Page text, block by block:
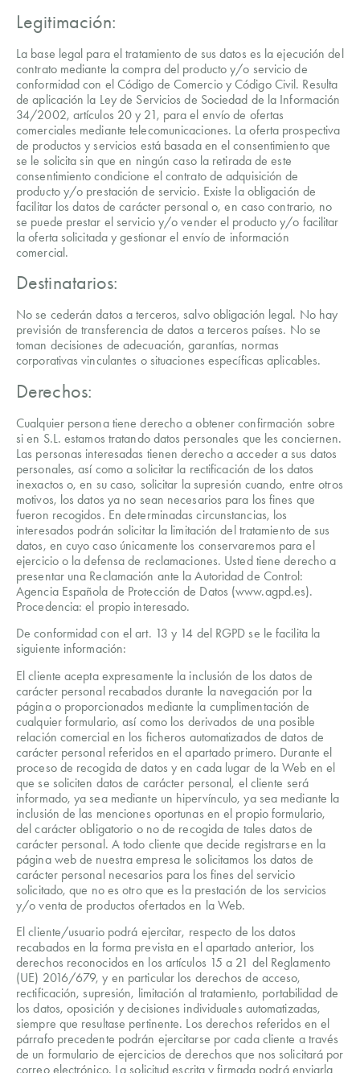
Legitimación:
La base legal para el tratamiento de sus datos es la ejecución del
contrato mediante la compra del producto y/o servicio de
conformidad con el Código de Comercio y Código Civil. Resulta
de aplicación la Ley de Servicios de Sociedad de la Información
34/2002, artículos 20 y 21, para el envío de ofertas
comerciales mediante telecomunicaciones. La oferta prospectiva
de productos y servicios está basada en el consentimiento que
se le solicita sin que en ningún caso la retirada de este
consentimiento condicione el contrato de adquisición de
producto y/o prestación de servicio. Existe la obligación de
facilitar los datos de carácter personal o, en caso contrario, no
se puede prestar el servicio y/o vender el producto y/o facilitar
la oferta solicitada y gestionar el envío de información
comercial.
Destinatarios:
No se cederán datos a terceros, salvo obligación legal. No hay
previsión de transferencia de datos a terceros países. No se
toman decisiones de adecuación, garantías, normas
corporativas vinculantes o situaciones específicas aplicables.
Derechos:
Cualquier persona tiene derecho a obtener confirmación sobre
si en S.L. estamos tratando datos personales que les conciernen.
Las personas interesadas tienen derecho a acceder a sus datos
personales, así como a solicitar la rectificación de los datos
inexactos o, en su caso, solicitar la supresión cuando, entre otros
motivos, los datos ya no sean necesarios para los fines que
fueron recogidos. En determinadas circunstancias, los
interesados podrán solicitar la limitación del tratamiento de sus
datos, en cuyo caso únicamente los conservaremos para el
ejercicio o la defensa de reclamaciones. Usted tiene derecho a
presentar una Reclamación ante la Autoridad de Control:
Agencia Española de Protección de Datos (www.agpd.es).
Procedencia: el propio interesado.
De conformidad con el art. 13 y 14 del RGPD se le facilita la
siguiente información:
El cliente acepta expresamente la inclusión de los datos de
carácter personal recabados durante la navegación por la
página o proporcionados mediante la cumplimentación de
cualquier formulario, así como los derivados de una posible
relación comercial en los ficheros automatizados de datos de
carácter personal referidos en el apartado primero. Durante el
proceso de recogida de datos y en cada lugar de la Web en el
que se soliciten datos de carácter personal, el cliente será
informado, ya sea mediante un hipervínculo, ya sea mediante la
inclusión de las menciones oportunas en el propio formulario,
del carácter obligatorio o no de recogida de tales datos de
carácter personal. A todo cliente que decide registrarse en la
página web de nuestra empresa le solicitamos los datos de
carácter personal necesarios para los fines del servicio
solicitado, que no es otro que es la prestación de los servicios
y/o venta de productos ofertados en la Web.
El cliente/usuario podrá ejercitar, respecto de los datos
recabados en la forma prevista en el apartado anterior, los
derechos reconocidos en los artículos 15 a 21 del Reglamento
(UE) 2016/679, y en particular los derechos de acceso,
rectificación, supresión, limitación al tratamiento, portabilidad de
los datos, oposición y decisiones individuales automatizadas,
siempre que resultase pertinente. Los derechos referidos en el
párrafo precedente podrán ejercitarse por cada cliente a través
de un formulario de ejercicios de derechos que nos solicitará por
correo electrónico. La solicitud escrita y firmada podrá enviarla